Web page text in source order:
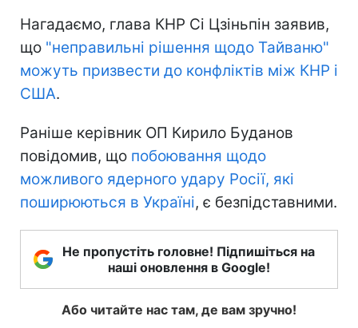
Нагадаємо, глава КНР Сі Цзіньпін заявив,
що "неправильні рішення щодо Тайваню"
можуть призвести до конфліктів між КНР і
США.
Раніше керівник ОП Кирило Буданов
повідомив, що побоювання щодо
можливого ядерного удару Росії, які
поширюються в Україні, є безпідставними.
Не пропустіть головне! Підпишіться на
наші оновлення в Google!
Або читайте нас там, де вам зручно!